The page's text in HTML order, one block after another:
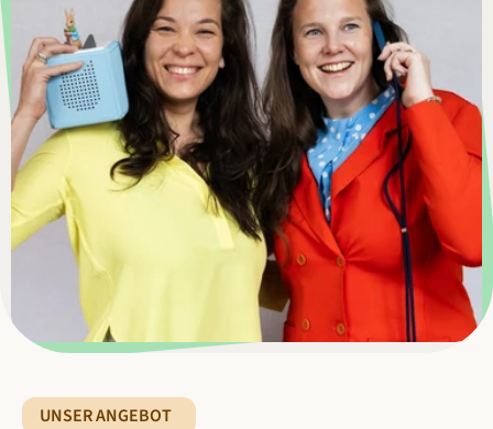
UNSER ANGEBOT